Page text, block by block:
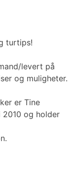
turtips!
levert på
og muligheter.
er Tine
og holder